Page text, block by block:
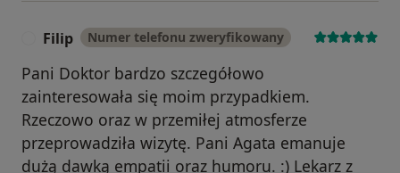
Filip Numer telefonu zweryfikowany
Pani Doktor bardzo szczegółowo
zainteresowała się moim przypadkiem.
Rzeczowo oraz w przemiłej atmosferze
przeprowadziła wizytę. Pani Agata emanuje
dużą dawką empatii oraz humoru. :) Lekarz z